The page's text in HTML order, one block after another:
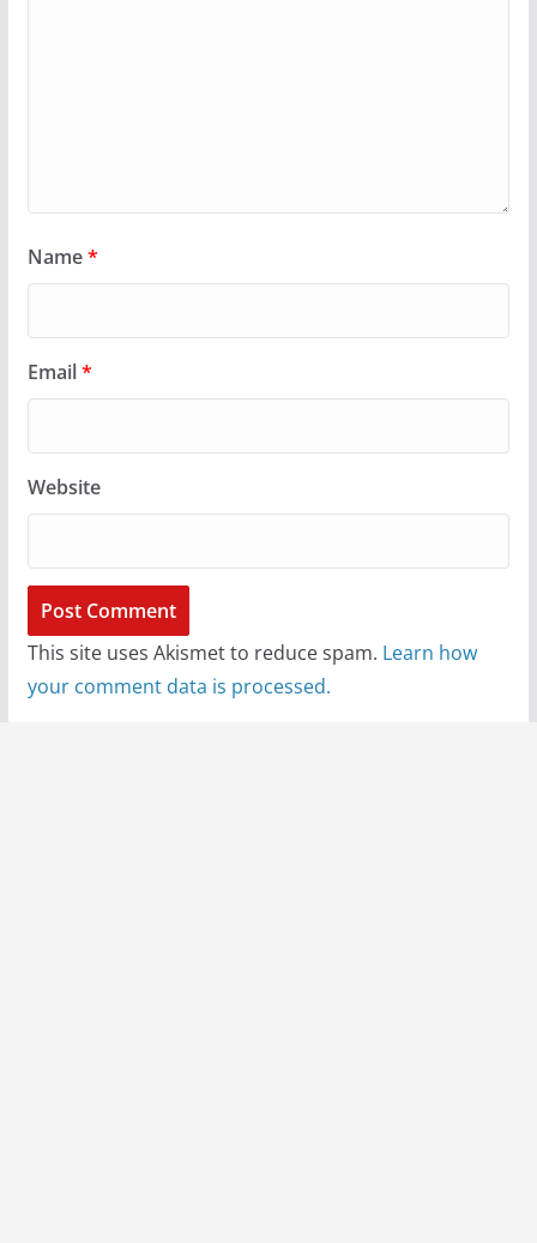
Name*
Email*
Website
This site uses Akismet to reduce spam. Learn how
your comment data is processed.